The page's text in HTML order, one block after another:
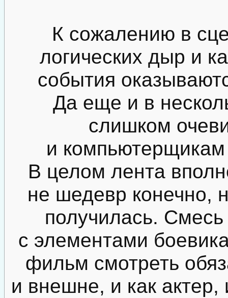
К сожалению в
логических дыр и
события
Да еще и в
слишком
и
В целом лента
не шедевр конечно,
получилась.
с элементами
фильм смотреть
и внешне, и как актер,